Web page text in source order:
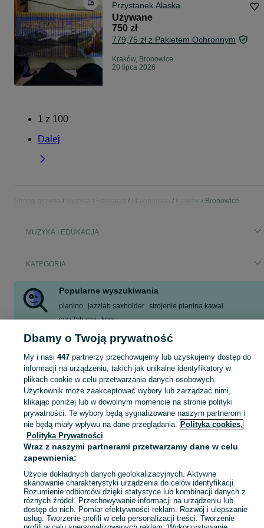
Przystanek Alaska
Używane
750 zł
779,75 zł z Pakietem Ochronnym
Kraków, Bronowice
20 lipca 2026
1 z 100
Dalej
Bronowice
MUZYKA I EDUKACJA
KATEGORIA
Popularne wyszukiwania
pianino jazzlab saxholder strojenie pianina kawai
jazz lab sax koni
fizjologia zwierząt domowych 1 2 engelhardt
fizjologia zwierząt domowych tom
Sprzedaż towarów dla relaksu, twórczości i nauki Kraków ▶️ Nowe i używane instrumenty, książki, filmy i inne ✌ Kupuj i sprzedawaj na OLX.pl!
Mapa kategorii
Mapa miejscowości
Mapa ministron
Popularne wyszukiwania
Dbamy o Twoją prywatność
My i nasi 447partnerzy przechowujemy lub uzyskujemy dostęp do
informacji na urządzeniu, takich jak unikalne identyfikatory w
plikach cookie w celu przetwarzania danych osobowych.
Użytkownik może zaakceptować wybory lub zarządzać nimi,
klikając poniżej lub w dowolnym momencie na stronie polityki
prywatności. Te wybory będą sygnalizowane naszym partnerom i
nie będą miały wpływu na dane przeglądania. Polityka cookies,
Polityka Prywatności
Wraz z naszymi partnerami przetwarzamy dane w celu
zapewnienia:
Użycie dokładnych danych geolokalizacyjnych. Aktywne
skanowanie charakterystyki urządzenia do celów identyfikacji.
Rozumienie odbiorców dzięki statystyce lub kombinacji danych z
różnych źródeł. Przechowywanie informacji na urządzeniu lub
dostęp do nich. Pomiar efektywności reklam. Rozwój i ulepszanie
usług. Tworzenie profili w celu personalizacji treści. Tworzenie